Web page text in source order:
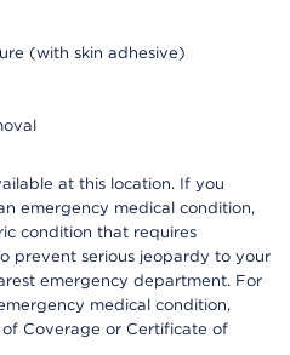
(with skin adhesive)
at this location. If you
emergency medical condition,
condition that requires
prevent serious jeopardy to your
emergency department. For
medical condition,
Coverage or Certificate of